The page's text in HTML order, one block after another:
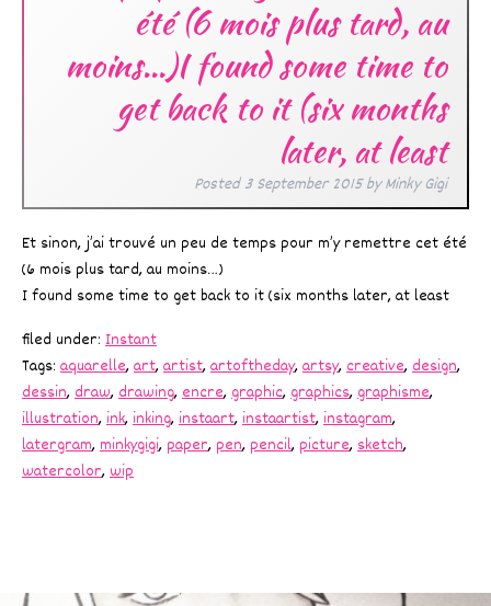
été (6 mois plus tard, au
moins…)I found some time to
get back to it (six months
later, at least
Posted3 September 2015byMinky Gigi
Et sinon, j’ai trouvé un peu de temps pour m’y remettre cet été
(6 mois plus tard, au moins…)
I found some time to get back to it (six months later, at least
filed under: Instant
Tags: aquarelle,art,artist,artoftheday,artsy,creative,design,
dessin,draw,drawing,encre,graphic,graphics,graphisme,
illustration,ink,inking,instaart,instaartist,instagram,
latergram,minkygigi, paper, pen, pencil, picture,sketch,
watercolor,wip